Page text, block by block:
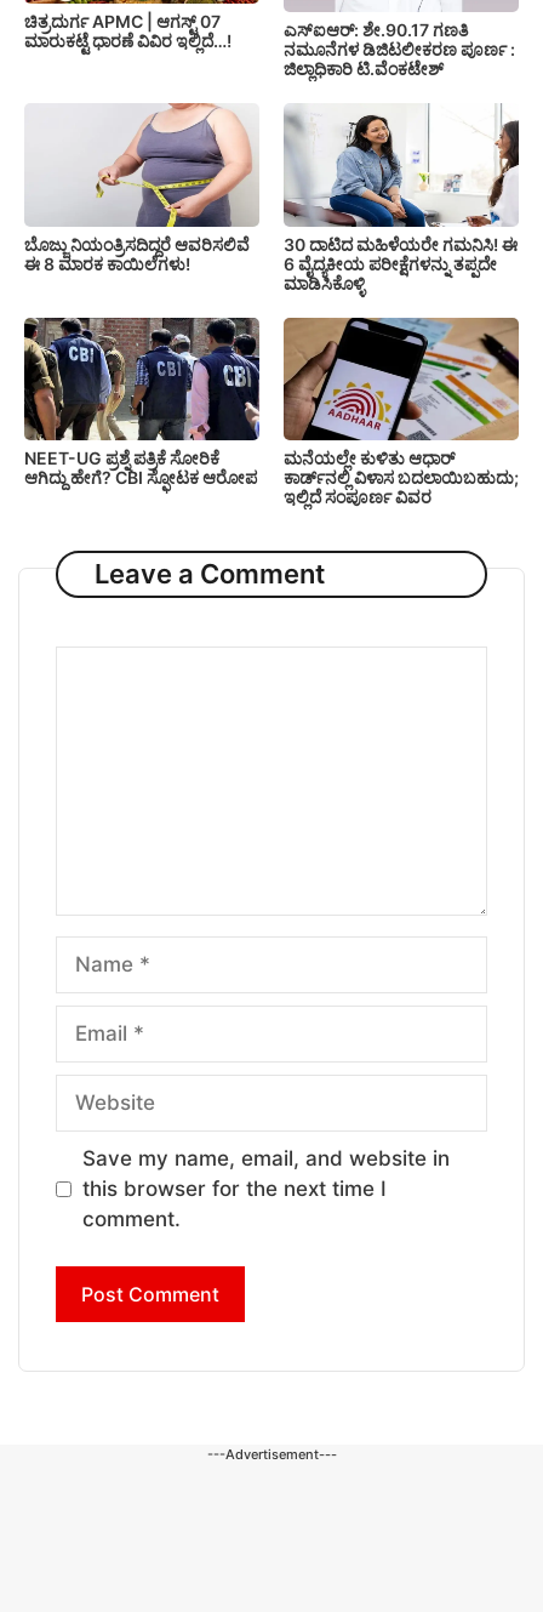
ಚಿತ್ರದುರ್ಗ APMC | ಆಗಸ್ಟ್ 07
ಮಾರುಕಟ್ಟೆ ಧಾರಣೆ ವಿವಿರ ಇಲ್ಲಿದೆ…!
ಎಸ್‍ಐಆರ್: ಶೇ.90.17 ಗಣತಿ
ನಮೂನೆಗಳ ಡಿಜಿಟಲೀಕರಣ ಪೂರ್ಣ :
ಜಿಲ್ಲಾಧಿಕಾರಿ ಟಿ.ವೆಂಕಟೇಶ್
ಬೊಜ್ಜು ನಿಯಂತ್ರಿಸದಿದ್ದರೆ ಆವರಿಸಲಿವೆ
ಈ 8 ಮಾರಕ ಕಾಯಿಲೆಗಳು!
30 ದಾಟಿದ ಮಹಿಳೆಯರೇ ಗಮನಿಸಿ! ಈ
6 ವೈದ್ಯಕೀಯ ಪರೀಕ್ಷೆಗಳನ್ನು ತಪ್ಪದೇ
ಮಾಡಿಸಿಕೊಳ್ಳಿ
NEET-UG ಪ್ರಶ್ನೆ ಪತ್ರಿಕೆ ಸೋರಿಕೆ
ಆಗಿದ್ದು ಹೇಗೆ? CBI ಸ್ಫೋಟಕ ಆರೋಪ
ಮನೆಯಲ್ಲೇ ಕುಳಿತು ಆಧಾರ್
ಕಾರ್ಡ್‌ನಲ್ಲಿ ವಿಳಾಸ ಬದಲಾಯಿಬಹುದು;
ಇಲ್ಲಿದೆ ಸಂಪೂರ್ಣ ವಿವರ
Leave a Comment
Name
Email
Website
Save my name, email, and website in
this browser for the next time I
comment.
---Advertisement---